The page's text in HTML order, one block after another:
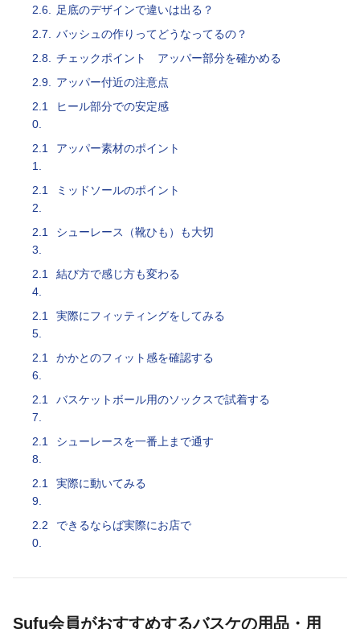
2.6.
足底のデザインで違いは出る？
2.7.
バッシュの作りってどうなってるの？
2.8.
チェックポイント アッパー部分を確かめる
2.9.
アッパー付近の注意点
2.1
0.
ヒール部分での安定感
2.1
1.
アッパー素材のポイント
2.1
2.
ミッドソールのポイント
2.1
3.
シューレース（靴ひも）も大切
2.1
4.
結び方で感じ方も変わる
2.1
5.
実際にフィッティングをしてみる
2.1
6.
かかとのフィット感を確認する
2.1
7.
バスケットボール用のソックスで試着する
2.1
8.
シューレースを一番上まで通す
2.1
9.
実際に動いてみる
2.2
0.
できるならば実際にお店で
Sufu会員がおすすめするバスケの用品・用